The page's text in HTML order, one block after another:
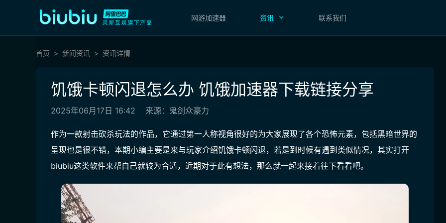
网游加速器 资讯 联系我们
首页 新闻资讯 资讯详情
饥饿卡顿闪退怎么办 饥饿加速器下载链接分享
2025年06月17日 16:42 来源：鬼剑众豪力
作为一款射击砍杀玩法的作品，它通过第一人称视角很好的为大家展现了各个恐怖元素，包括黑暗世界的
呈现也是很不错，本期小编主要是来与玩家介绍饥饿卡顿闪退，若是到时候有遇到类似情况，其实打开
biubiu这类软件来帮自己就较为合适，近期对于此有想法，那么就一起来接着往下看看吧。